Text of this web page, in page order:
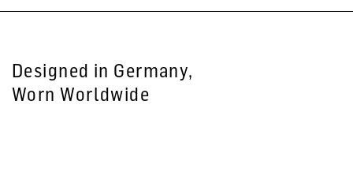
Designed in Germany,
Worn Worldwide